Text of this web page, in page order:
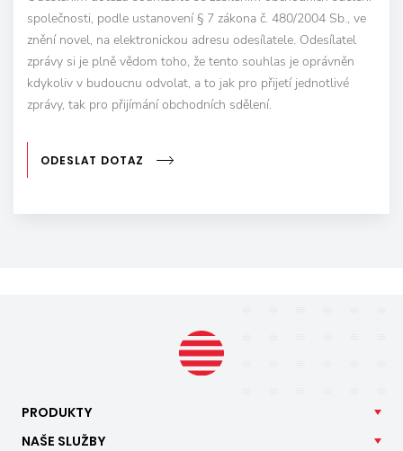
společnosti, podle ustanovení § 7 zákona č. 480/2004 Sb., ve
znění novel, na elektronickou adresu odesílatele. Odesílatel
zprávy si je plně vědom toho, že tento souhlas je oprávněn
kdykoliv v budoucnu odvolat, a to jak pro přijetí jednotlivé
zprávy, tak pro přijímání obchodních sdělení.
ODESLAT DOTAZ
PRODUKTY
NAŠE SLUŽBY